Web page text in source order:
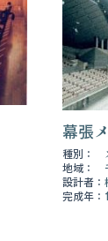
幕張
種別：
地域：
設計者：
完成年：